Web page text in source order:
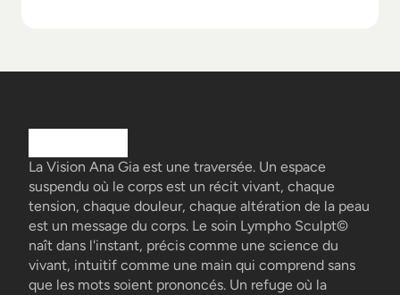
La Vision Ana Gia est une traversée. Un espace
suspendu où le corps est un récit vivant, chaque
tension, chaque douleur, chaque altération de la peau
est un message du corps. Le soin Lympho Sculpt©
naît dans l'instant, précis comme une science du
vivant, intuitif comme une main qui comprend sans
que les mots soient prononcés. Un refuge où la